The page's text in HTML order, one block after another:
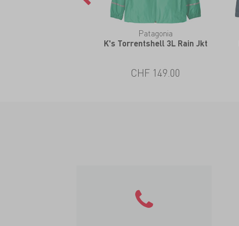
Patagonia
K's Torrentshell 3L Rain Jkt
CHF 149.00